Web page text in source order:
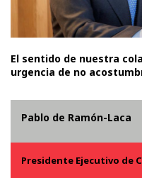
El sentido de nuestra
urgencia de no
Pablo de Ramón-Laca
Presidente Ejecutivo de